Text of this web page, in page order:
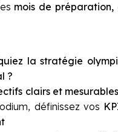
mois de préparation,
la stratégie
?
clairs et mesurables
définissez vos